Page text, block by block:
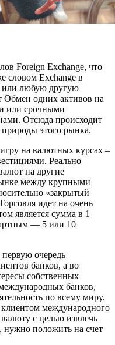
Foreign Exchange, что
словом Exchange в
или любую другую
Обмен одних активов на
или срочными
Отсюда происходит
природы этого рынка.
на валютных курсах –
Реально
на другие
между крупными
«закрытый
идет на очень
является сумма в 1
— 5 или 10
очередь
банков, а во
собственных
банков,
по всему миру.
международного
с целью извлечь
нужно положить на счет